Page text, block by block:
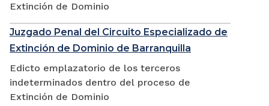
Extinción de Dominio
Juzgado Penal del Circuito Especializado de
Extinción de Dominio de Barranquilla
Edicto emplazatorio de los terceros
indeterminados dentro del proceso de
Extinción de Dominio